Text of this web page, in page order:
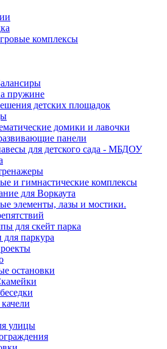
комплексы
пружине
детских площадок
домики и лавочки
панели
для детского сада - МБДОУ
и гимнастические комплексы
для Воркаута
элементы, лазы и мостики.
для скейт парка
паркура
остановки
улицы